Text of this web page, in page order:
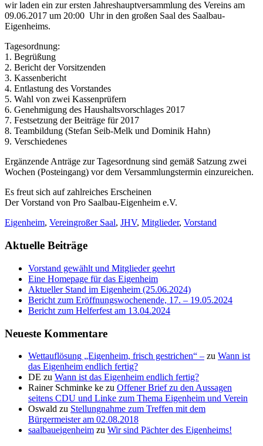
wir laden ein zur ersten Jahreshauptversammlung des Vereins am
09.06.2017 um 20:00 Uhr in den großen Saal des Saalbau-
Eigenheims.
Tagesordnung:
1. Begrüßung
2. Bericht der Vorsitzenden
3. Kassenbericht
4. Entlastung des Vorstandes
5. Wahl von zwei Kassenprüfern
6. Genehmigung des Haushaltsvorschlages 2017
7. Festsetzung der Beiträge für 2017
8. Teambildung (Stefan Seib-Melk und Dominik Hahn)
9. Verschiedenes
Ergänzende Anträge zur Tagesordnung sind gemäß Satzung zwei
Wochen (Posteingang) vor dem Versammlungstermin einzureichen.
Es freut sich auf zahlreiches Erscheinen
Der Vorstand von Pro Saalbau-Eigenheim e.V.
Eigenheim, Vereingroßer Saal, JHV, Mitglieder, Vorstand
Aktuelle Beiträge
Vorstand gewählt und Mitglieder geehrt
Eine Homepage für das Eigenheim
Aktueller Stand im Eigenheim (25.06.2024)
Bericht zum Eröffnungswochenende, 17. – 19.05.2024
Bericht zum Helferfest am 13.04.2024
Neueste Kommentare
Wettauflösung „Eigenheim, frisch gestrichen“ – zu Wann ist
das Eigenheim endlich fertig?
DE zu Wann ist das Eigenheim endlich fertig?
Rainer Schminke ke zu Offener Brief zu den Aussagen
seitens CDU und Linke zum Thema Eigenheim und Verein
Oswald zu Stellungnahme zum Treffen mit dem
Bürgermeister am 02.08.2018
saalbaueigenheim zu Wir sind Pächter des Eigenheims!